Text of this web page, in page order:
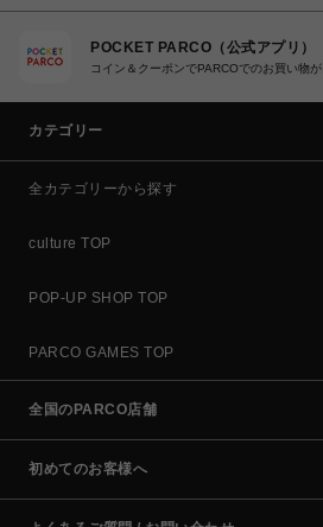
POCKET PARCO（公式アプリ）
コイン＆クーポンでPARCOでのお買い物
カテゴリー
全カテゴリーから探す
culture TOP
POP-UP SHOP TOP
PARCO GAMES TOP
全国のPARCO店舗
初めてのお客様へ